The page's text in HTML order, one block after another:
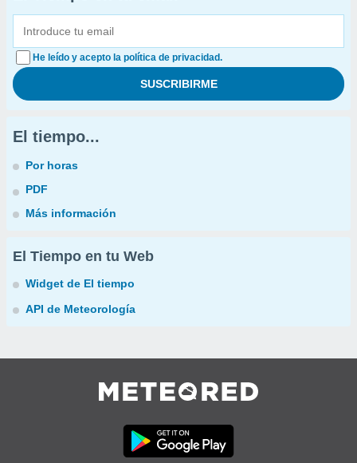
He leído y acepto la política de privacidad.
El tiempo...
Por horas
PDF
Más información
El Tiempo en tu Web
Widget de El tiempo
API de Meteorología